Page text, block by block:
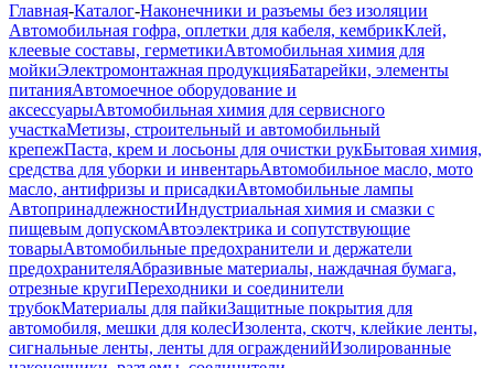
Главная-Каталог-Наконечники и разъемы без изоляции
Автомобильная гофра, оплетки для кабеля, кембрикКлей,
клеевые составы, герметикиАвтомобильная химия для
мойкиЭлектромонтажная продукцияБатарейки, элементы
питанияАвтомоечное оборудование и
аксессуарыАвтомобильная химия для сервисного
участкаМетизы, строительный и автомобильный
крепежПаста, крем и лосьоны для очистки рукБытовая химия,
средства для уборки и инвентарьАвтомобильное масло, мото
масло, антифризы и присадкиАвтомобильные лампы
АвтопринадлежностиИндустриальная химия и смазки с
пищевым допускомАвтоэлектрика и сопутствующие
товарыАвтомобильные предохранители и держатели
предохранителяАбразивные материалы, наждачная бумага,
отрезные кругиПереходники и соединители
трубокМатериалы для пайкиЗащитные покрытия для
автомобиля, мешки для колесИзолента, скотч, клейкие ленты,
сигнальные ленты, ленты для огражденийИзолированные